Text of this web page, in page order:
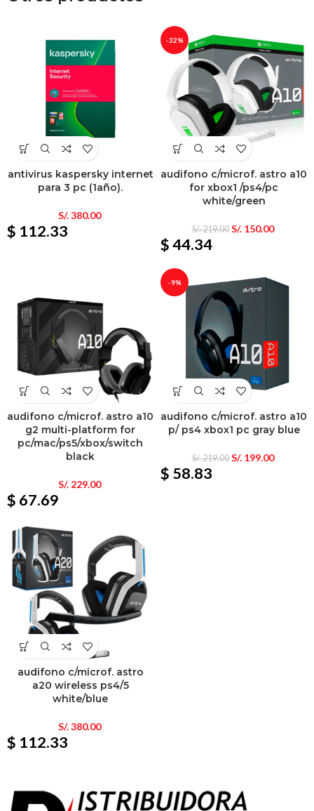
antivirus kaspersky internet
para 3 pc (1año).
S/.380.00
$ 112.33
-32%
audifono c/microf. astro a10
for xbox1 /ps4/pc
white/green
S/.219.00 S/.150.00
$ 44.34
audifono c/microf. astro a10
g2 multi-platform for
pc/mac/ps5/xbox/switch
black
S/.229.00
$ 67.69
-9%
audifono c/microf. astro a10
p/ ps4 xbox1 pc gray blue
S/.219.00 S/.199.00
$ 58.83
audifono c/microf. astro
a20 wireless ps4/5
white/blue
S/.380.00
$ 112.33